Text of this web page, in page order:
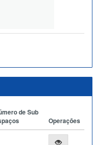
de Sub
Operações